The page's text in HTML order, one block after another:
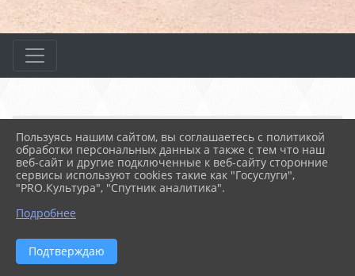
Главная МЕРОПРИЯТИЯ
Новости
Техника и технологии н...
31.03.2022 05:59
ТЕХНИКА И ТЕХНОЛОГИИ НАЗЕМНОГО
Пользуясь нашим сайтом, вы соглашаетесь с политикой
обработки персональных данных а также с тем что наш
веб-сайт и другие подключенные к веб-сайту сторонние
сервисы используют cookies такие как "Госуслуги",
"PRO.Культура", "Спутник аналитика".
Подробнее
Подтверждаю